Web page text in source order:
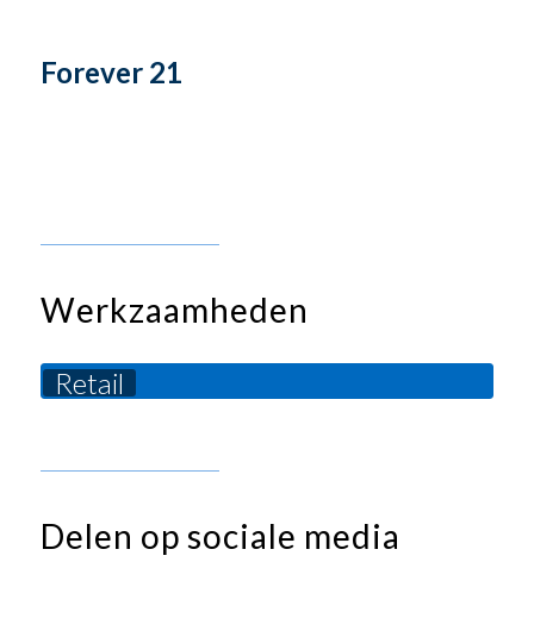
Forever 21
Werkzaamheden
Retail
Delen op sociale media